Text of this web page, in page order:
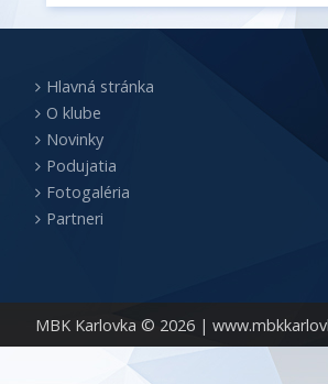
MBK Karlovka © 2026 |
Hlavná stránka
O klube
Novinky
Podujatia
Fotogaléria
Partneri